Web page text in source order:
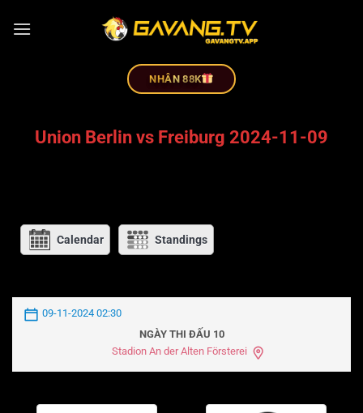
NHÂN 88K
Union Berlin vs Freiburg 2024-11-09
Calendar Standings
09-11-2024 02:30
NGÀY THI ĐẤU 10
Stadion An der Alten Försterei